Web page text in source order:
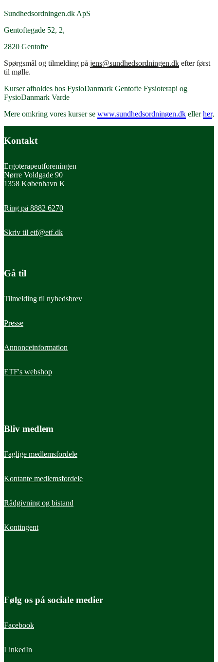
Sundhedsordningen.dk ApS
Gentoftegade 52, 2,
2820 Gentofte
Spørgsmål og tilmelding på jens@sundhedsordningen.dk efter først
til mølle.
Kurser afholdes hos FysioDanmark Gentofte Fysioterapi og
FysioDanmark Varde
Mere omkring vores kurser se www.sundhedsordningen.dk ellerher,
Kontakt
Ergoterapeutforeningen
Nørre Voldgade 90
1358 København K
Ring på 8882 6270
Skriv til etf@etf.dk
Gå til
Tilmelding til nyhedsbrev
Presse
Annonceinformation
ETF's webshop
Bliv medlem
Faglige medlemsfordele
Kontante medlemsfordele
Rådgivning og bistand
Kontingent
Følg os på sociale medier
Facebook
LinkedIn